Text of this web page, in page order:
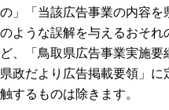
の」「当該広告事業の内容を
のような誤解を与えるおそれ
ど、「鳥取県広告事業実施要
県政だより広告掲載要領」に
触するものは除きます。